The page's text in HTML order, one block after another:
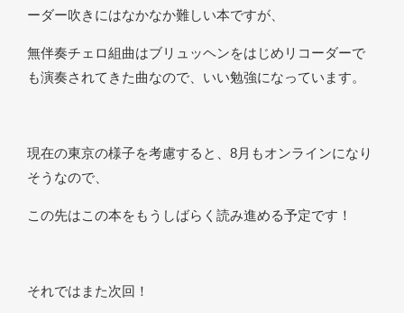
ーダー吹きにはなかなか難しい本ですが、
無伴奏チェロ組曲はブリュッヘンをはじめリコーダーで
も演奏されてきた曲なので、いい勉強になっています。
現在の東京の様子を考慮すると、8月もオンラインになり
そうなので、
この先はこの本をもうしばらく読み進める予定です！
それではまた次回！